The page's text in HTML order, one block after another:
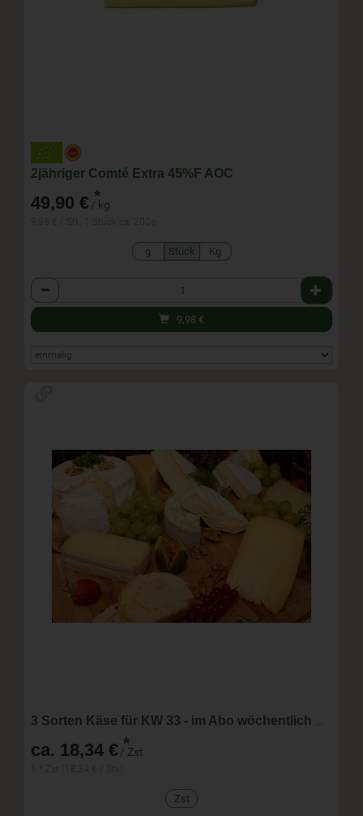
2jähriger Comté Extra 45%F AOC
49,90 € *
/ kg
g Stück Kg
Anzahl
9,98 €
ca. 18,34 € *
/ Zst
Zst